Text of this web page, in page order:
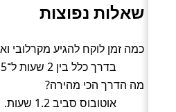
שאלות נפוצות
כמה זמן לוקח להגיע מקרלובי
בדרך כלל בין 2 שעות ל־2.5 שעות (רכבת).
מה הדרך הכי מהירה?
אוטובוס סביב 1.2 שעות.